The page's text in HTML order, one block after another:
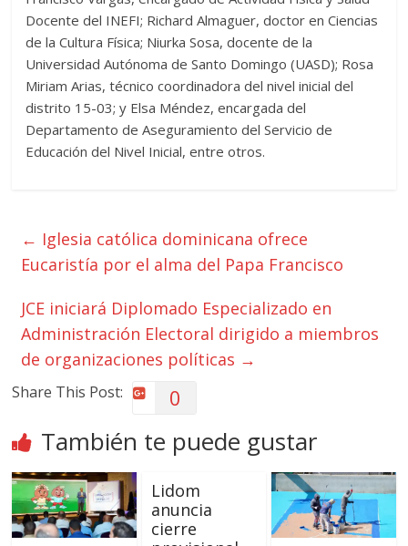
Docente del INEFI; Richard Almaguer, doctor en Ciencias
de la Cultura Física; Niurka Sosa, docente de la
Universidad Autónoma de Santo Domingo (UASD); Rosa
Miriam Arias, técnico coordinadora del nivel inicial del
distrito 15-03; y Elsa Méndez, encargada del
Departamento de Aseguramiento del Servicio de
Educación del Nivel Inicial, entre otros.
← Iglesia católica dominicana ofrece
Eucaristía por el alma del Papa Francisco
JCE iniciará Diplomado Especializado en
Administración Electoral dirigido a miembros
de organizaciones políticas →
Share This Post: 0
También te puede gustar
Lidom
anuncia
cierre